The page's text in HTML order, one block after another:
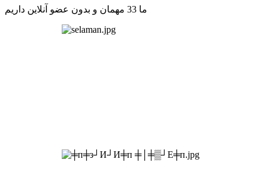
ما 33 مهمان و بدون عضو آنلاین داریم